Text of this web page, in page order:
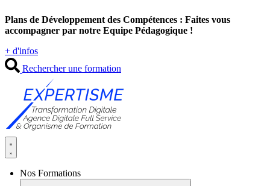
au
contenu
Plans de Développement des Compétences : Faites vous
accompagner par notre Equipe Pédagogique !
+ d'infos
Rechercher une formation
Nos Formations